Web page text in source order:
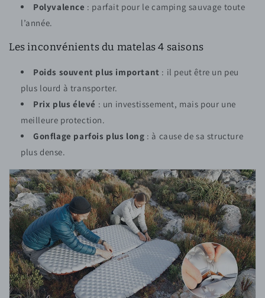
Polyvalence : parfait pour le camping sauvage toute
l’année.
Les inconvénients du matelas 4 saisons
Poids souvent plus important : il peut être un peu
plus lourd à transporter.
Prix plus élevé : un investissement, mais pour une
meilleure protection.
Gonflage parfois plus long : à cause de sa structure
plus dense.